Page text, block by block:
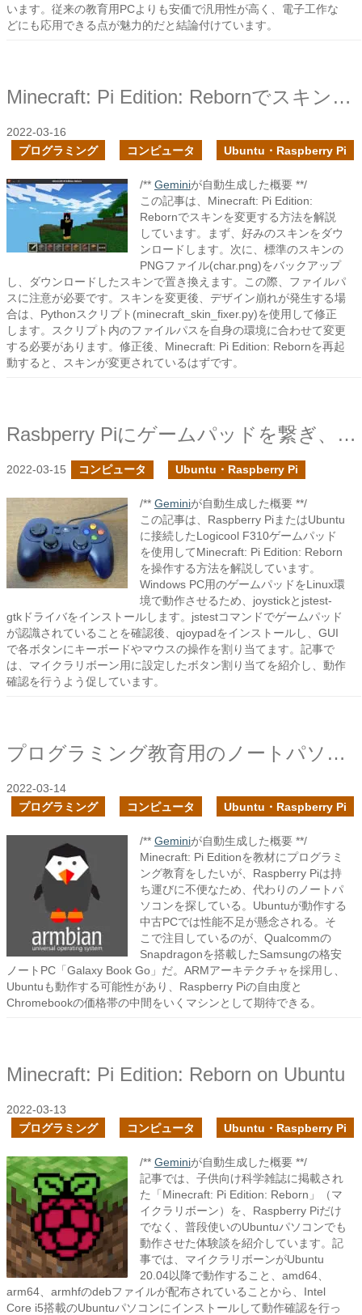
います。従来の教育用PCよりも安価で汎用性が高く、電子工作な
どにも応用できる点が魅力的だと結論付けています。
Minecraft: Pi Edition: Rebornでスキンを変更してみた
2022-03-16
プログラミング
コンピュータ Ubuntu・Raspberry Pi
/** Geminiが自動生成した概要 **/
この記事は、Minecraft: Pi Edition:
Rebornでスキンを変更する方法を解説
しています。まず、好みのスキンをダウ
ンロードします。次に、標準のスキンの
PNGファイル(char.png)をバックアップ
し、ダウンロードしたスキンで置き換えます。この際、ファイルパ
スに注意が必要です。スキンを変更後、デザイン崩れが発生する場
合は、Pythonスクリプト(minecraft_skin_fixer.py)を使用して修正
します。スクリプト内のファイルパスを自身の環境に合わせて変更
する必要があります。修正後、Minecraft: Pi Edition: Rebornを再起
動すると、スキンが変更されているはずです。
Rasbperry Piにゲームパッドを繋ぎ、マインクラフトを操作する
2022-03-15 コンピュータ Ubuntu・Raspberry Pi
/** Geminiが自動生成した概要 **/
この記事は、Raspberry PiまたはUbuntu
に接続したLogicool F310ゲームパッド
を使用してMinecraft: Pi Edition: Reborn
を操作する方法を解説しています。
Windows PC用のゲームパッドをLinux環
境で動作させるため、joystickとjstest-
gtkドライバをインストールします。jstestコマンドでゲームパッド
が認識されていることを確認後、qjoypadをインストールし、GUI
で各ボタンにキーボードやマウスの操作を割り当てます。記事で
は、マイクラリボーン用に設定したボタン割り当てを紹介し、動作
確認を行うよう促しています。
プログラミング教育用のノートパソコンを探せ
2022-03-14
プログラミング
コンピュータ Ubuntu・Raspberry Pi
/** Geminiが自動生成した概要 **/
Minecraft: Pi Editionを教材にプログラミ
ング教育をしたいが、Raspberry Piは持
ち運びに不便なため、代わりのノートパ
ソコンを探している。Ubuntuが動作する
中古PCでは性能不足が懸念される。そ
こで注目しているのが、Qualcommの
Snapdragonを搭載したSamsungの格安
ノートPC「Galaxy Book Go」だ。ARMアーキテクチャを採用し、
Ubuntuも動作する可能性があり、Raspberry Piの自由度と
Chromebookの価格帯の中間をいくマシンとして期待できる。
Minecraft: Pi Edition: Reborn on Ubuntu
2022-03-13
プログラミング
コンピュータ Ubuntu・Raspberry Pi
/** Geminiが自動生成した概要 **/
記事では、子供向け科学雑誌に掲載され
た「Minecraft: Pi Edition: Reborn」（マ
イクラリボーン）を、Raspberry Piだけ
でなく、普段使いのUbuntuパソコンでも
動作させた体験談を紹介しています。記
事では、マイクラリボーンがUbuntu
20.04以降で動作すること、amd64、
arm64、armhfのdebファイルが配布されていることから、Intel
Core i5搭載のUbuntuパソコンにインストールして動作確認を行っ